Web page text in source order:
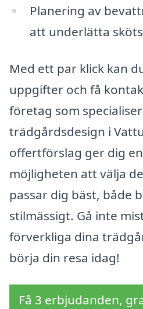
Planering av
att underlätta
Med ett par klick kan
uppgifter och få
företag som
trädgårdsdesign i
offertförslag ger dig
möjligheten att välja
passar dig bäst, både
stilmässigt. Gå inte
förverkliga dina
börja din resa idag!
Få 3 erbjudanden,